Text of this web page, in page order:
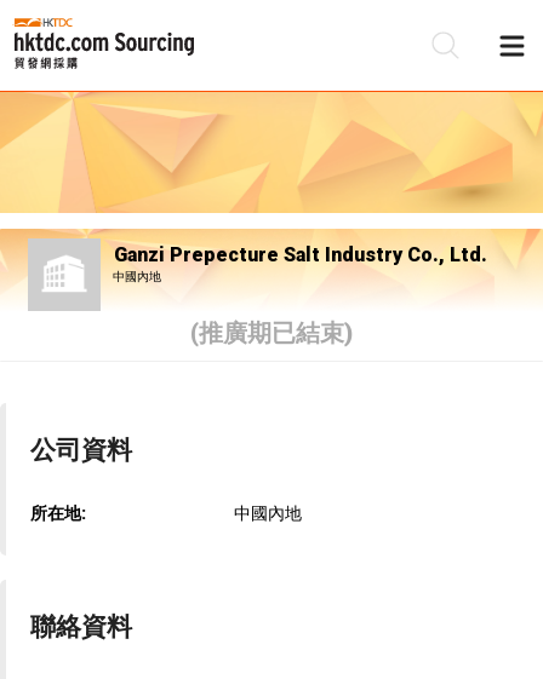
Ganzi Prepecture Salt Industry Co., Ltd.
中國內地
(推廣期已結束)
公司資料
所在地: 中國內地
聯絡資料